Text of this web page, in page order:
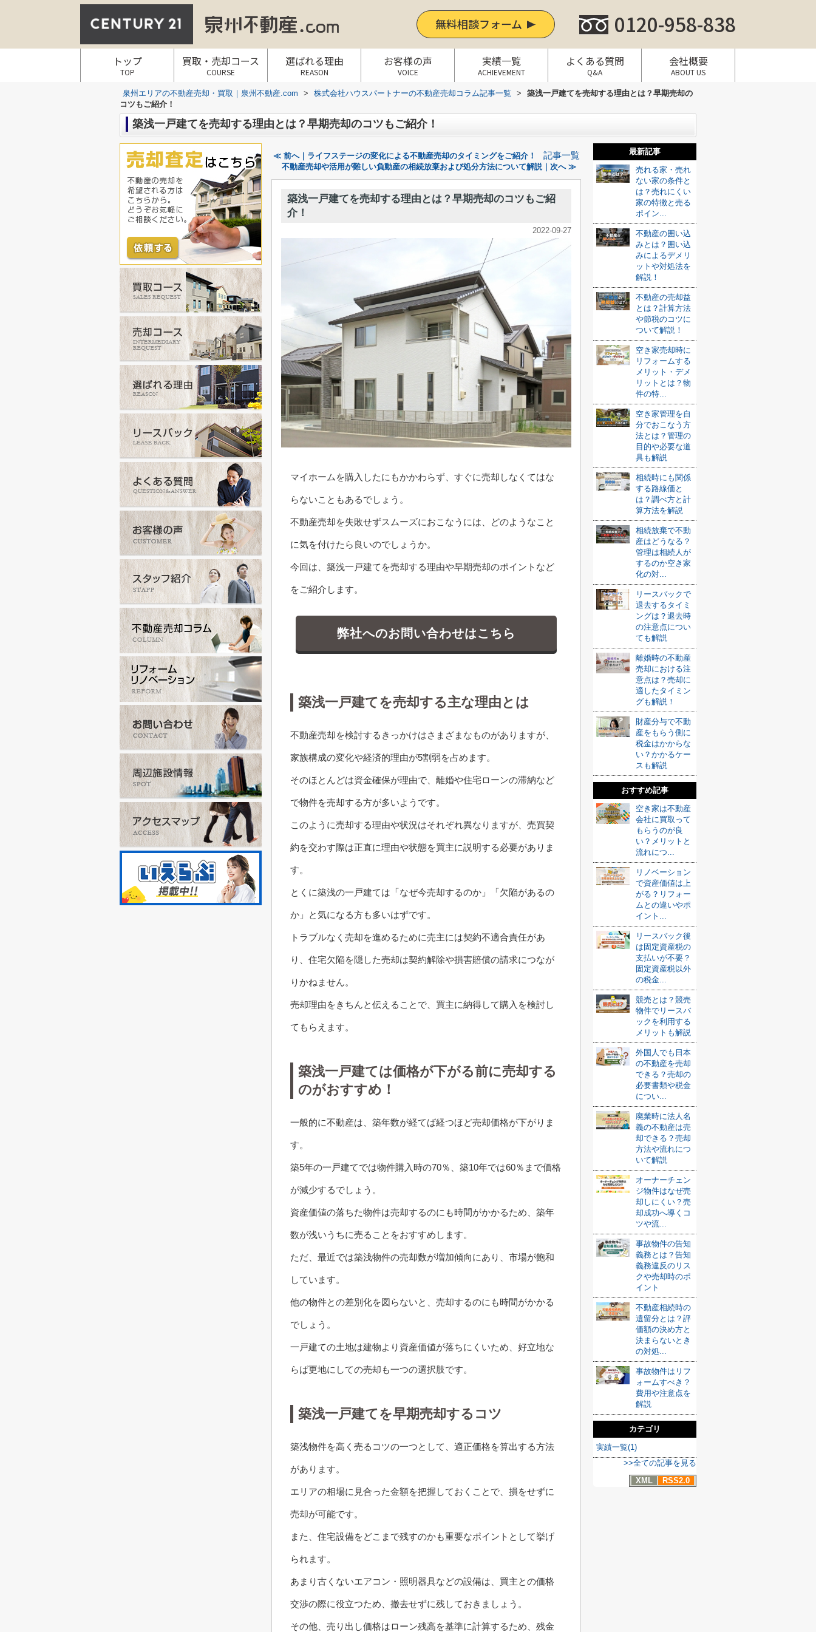
無料相談フォーム 0120-958-838
トップ
TOP
買取・売却コース
COURSE
選ばれる理由
REASON
お客様の声
VOICE
実績一覧
ACHIEVEMENT
よくある質問
Q&A
会社概要
ABOUT US
泉州エリアの不動産売却・買取｜泉州不動産.com > 株式会社ハウスパートナーの不動産売却コラム記事一覧 >
築浅一戸建てを売却する理由とは？早期売却の
コツもご紹介！
築浅一戸建てを売却する理由とは？早期売却のコツもご紹介！
≪ 前へ｜ライフステージの変化による不動産売却のタイミングをご紹介！ 記事一覧
不動産売却や活用が難しい負動産の相続放棄および処分方法について解説｜次へ ≫
築浅一戸建てを売却する理由とは？早期売却のコツもご紹
介！
2022-09-27
マイホームを購入したにもかかわらず、すぐに売却しなくてはな
らないこともあるでしょう。
不動産売却を失敗せずスムーズにおこなうには、どのようなこと
に気を付けたら良いのでしょうか。
今回は、築浅一戸建てを売却する理由や早期売却のポイントなど
をご紹介します。
弊社へのお問い合わせはこちら
築浅一戸建てを売却する主な理由とは
不動産売却を検討するきっかけはさまざまなものがありますが、
家族構成の変化や経済的理由が5割弱を占めます。
そのほとんどは資金確保が理由で、離婚や住宅ローンの滞納など
で物件を売却する方が多いようです。
このように売却する理由や状況はそれぞれ異なりますが、売買契
約を交わす際は正直に理由や状態を買主に説明する必要がありま
す。
とくに築浅の一戸建ては「なぜ今売却するのか」「欠陥があるの
か」と気になる方も多いはずです。
トラブルなく売却を進めるために売主には契約不適合責任があ
り、住宅欠陥を隠した売却は契約解除や損害賠償の請求につなが
りかねません。
売却理由をきちんと伝えることで、買主に納得して購入を検討し
てもらえます。
築浅一戸建ては価格が下がる前に売却する
のがおすすめ！
一般的に不動産は、築年数が経てば経つほど売却価格が下がりま
す。
築5年の一戸建てでは物件購入時の70％、築10年では60％まで価格
が減少するでしょう。
資産価値の落ちた物件は売却するのにも時間がかかるため、築年
数が浅いうちに売ることをおすすめします。
ただ、最近では築浅物件の売却数が増加傾向にあり、市場が飽和
しています。
他の物件との差別化を図らないと、売却するのにも時間がかかる
でしょう。
一戸建ての土地は建物より資産価値が落ちにくいため、好立地な
らば更地にしての売却も一つの選択肢です。
築浅一戸建てを早期売却するコツ
築浅物件を高く売るコツの一つとして、適正価格を算出する方法
があります。
エリアの相場に見合った金額を把握しておくことで、損をせずに
売却が可能です。
また、住宅設備をどこまで残すのかも重要なポイントとして挙げ
られます。
あまり古くないエアコン・照明器具などの設備は、買主との価格
交渉の際に役立つため、撤去せずに残しておきましょう。
その他、売り出し価格はローン残高を基準に計算するため、残金
最新記事
売れる家・売れ
ない家の条件と
は？売れにくい
家の特徴と売る
ポイン...
不動産の囲い込
みとは？囲い込
みによるデメリ
ットや対処法を
解説！
不動産の売却益
とは？計算方法
や節税のコツに
ついて解説！
空き家売却時に
リフォームする
メリット・デメ
リットとは？物
件の特...
空き家管理を自
分でおこなう方
法とは？管理の
目的や必要な道
具も解説
相続時にも関係
する路線価と
は？調べ方と計
算方法を解説
相続放棄で不動
産はどうなる？
管理は相続人が
するのか空き家
化の対...
リースバックで
退去するタイミ
ングは？退去時
の注意点につい
ても解説
離婚時の不動産
売却における注
意点は？売却に
適したタイミン
グも解説！
財産分与で不動
産をもらう側に
税金はかからな
い？かかるケー
スも解説
おすすめ記事
空き家は不動産
会社に買取って
もらうのが良
い？メリットと
流れにつ...
リノベーション
で資産価値は上
がる？リフォー
ムとの違いやポ
イント...
リースバック後
は固定資産税の
支払いが不要？
固定資産税以外
の税金...
競売とは？競売
物件でリースバ
ックを利用する
メリットも解説
外国人でも日本
の不動産を売却
できる？売却の
必要書類や税金
につい...
廃業時に法人名
義の不動産は売
却できる？売却
方法や流れにつ
いて解説
オーナーチェン
ジ物件はなぜ売
却しにくい？売
却成功へ導くコ
ツや流...
事故物件の告知
義務とは？告知
義務違反のリス
クや売却時のポ
イント
不動産相続時の
遺留分とは？評
価額の決め方と
決まらないとき
の対処...
事故物件はリフ
ォームすべき？
費用や注意点を
解説
カテゴリ
実績一覧(1)
>>全ての記事を見る
XML
RSS2.0